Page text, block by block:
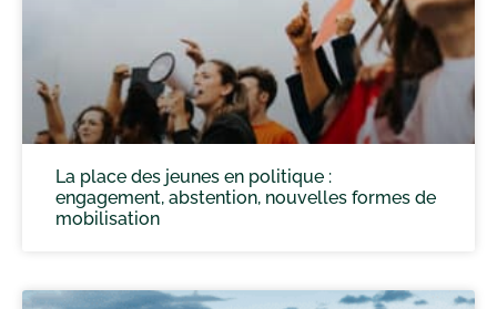
La place des jeunes en politique :
engagement, abstention, nouvelles formes de
mobilisation